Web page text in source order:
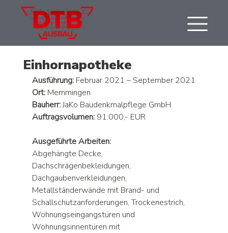
Einhornapotheke
Ausführung: Februar 2021 – September 2021
Ort: Memmingen
Bauherr: JaKo Baudenkmalpflege GmbH
Auftragsvolumen: 91.000,- EUR
Ausgeführte Arbeiten:
Abgehängte Decke,
Dachschrägenbekleidungen,
Dachgaubenverkleidungen,
Metallständerwände mit Brand- und
Schallschutzanforderungen, Trockenestrich,
Wohnungseingangstüren und
Wohnungsinnentüren mit